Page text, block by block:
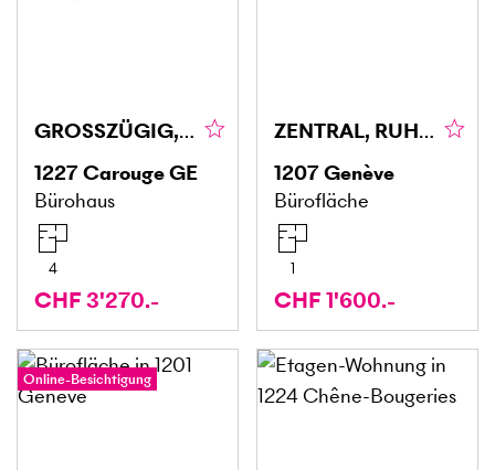
GROSSZÜGIG, FLEXIBEL & IDEAL
1227Carouge GE
Bürohaus
4
CHF 3'270.-
ZENTRAL, RUHIG UND FUNKTIONAL
1207Genève
Bürofläche
1
CHF 1'600.-
Online-Besichtigung